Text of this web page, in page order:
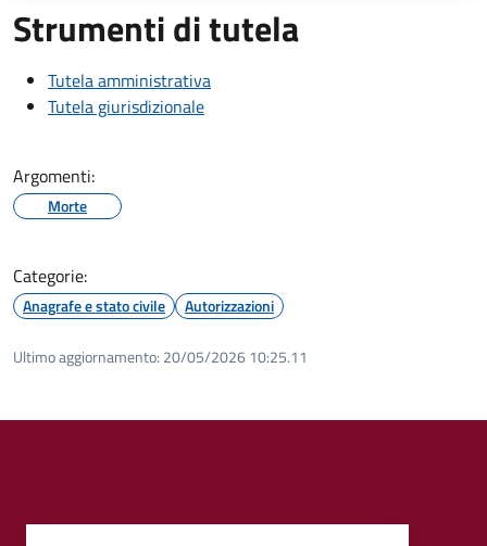
Strumenti di tutela
Tutela amministrativa
Tutela giurisdizionale
Argomenti:
Morte
Categorie:
Anagrafe e stato civile Autorizzazioni
Ultimo aggiornamento: 20/05/2026 10:25.11